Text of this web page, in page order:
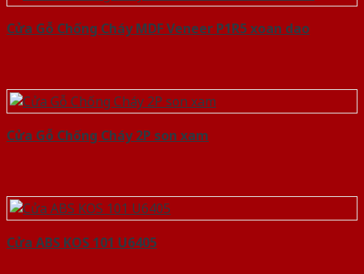
Cửa Gỗ Chống Cháy MDF Veneer P1R5 xoan dao
Cửa Gỗ Chống Cháy 2P son xam
Cửa ABS KOS 101 U6405